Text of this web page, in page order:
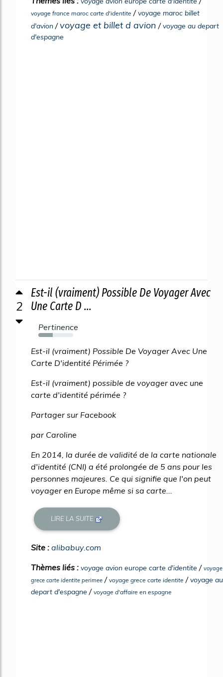
voyage france maroc carte d'identite /voyage maroc billet
d'avion /voyage et billet d avion /voyage au depart
d'espagne
2
Est-il (vraiment) Possible De Voyager Avec
Une Carte D ...
Pertinence
41%
Est-il (vraiment) Possible De Voyager Avec Une
Carte D'identité Périmée ?
Est-il (vraiment) possible de voyager avec une
carte d'identité périmée ?
Partager sur Facebook
par Caroline
En 2014, la durée de validité de la carte nationale
d'identité (CNI) a été prolongée de 5 ans pour les
personnes majeures. Ce qui signifie que l'on peut
voyager en Europe même si sa carte...
LIRE LA SUITE
Site : alibabuy.com
Thèmes liés : voyage avion europe carte d'identite / voyage
grece carte identite perimee / voyage grece carte identite /voyage au
depart d'espagne / voyage d'affaire en espagne